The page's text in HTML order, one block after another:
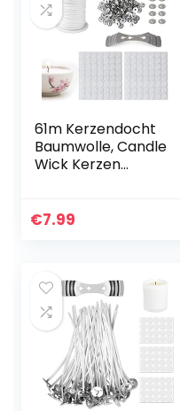
61m Kerzendocht
Baumwolle, Candle
Wick Kerzen
Geflochtene
€7.99